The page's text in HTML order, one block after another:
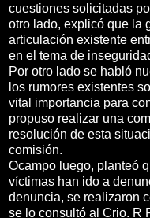
cuestiones solicitadas
otro lado, explicó que la
articulación existente
en el tema de
Por otro lado se habló
los rumores existentes
vital importancia para
propuso realizar una
resolución de esta
comisión.
Ocampo luego, planteó
víctimas han ido a
denuncia, se realizaron
se lo consultó al Crio. R